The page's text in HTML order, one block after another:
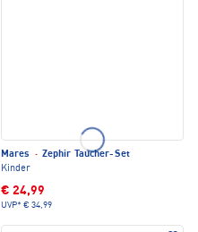
Mares · Zephir Taucher-Set
Kinder
€ 24,99
UVP* € 34,99